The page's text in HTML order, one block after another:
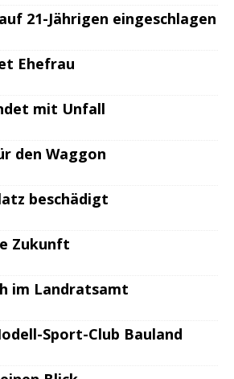
21-Jährigen eingeschlagen
Ehefrau
mit Unfall
den Waggon
beschädigt
Zukunft
im Landratsamt
Sport-Club Bauland